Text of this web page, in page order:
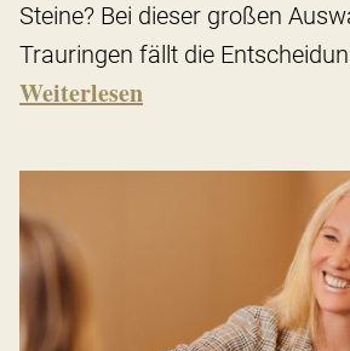
Steine? Bei dieser großen
Trauringen fällt die
Weiterlesen